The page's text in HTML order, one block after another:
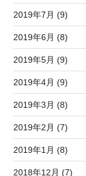
2019年7月 (9)
2019年6月 (8)
2019年5月 (9)
2019年4月 (9)
2019年3月 (8)
2019年2月 (7)
2019年1月 (8)
2018年12月 (7)